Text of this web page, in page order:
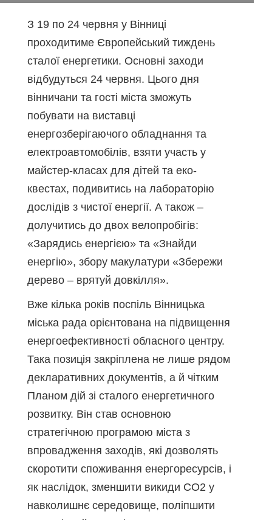
З 19 по 24 червня у Вінниці
проходитиме Європейський тиждень
сталої енергетики. Основні заходи
відбудуться 24 червня. Цього дня
вінничани та гості міста зможуть
побувати на виставці
енергозберігаючого обладнання та
електроавтомобілів, взяти участь у
майстер-класах для дітей та еко-
квестах, подивитись на лабораторію
дослідів з чистої енергії. А також –
долучитись до двох велопробігів:
«Зарядись енергією» та «Знайди
енергію», збору макулатури «Збережи
дерево – врятуй довкілля».
Вже кілька років поспіль Вінницька
міська рада орієнтована на підвищення
енергоефективності обласного центру.
Така позиція закріплена не лише рядом
декларативних документів, а й чітким
Планом дій зі сталого енергетичного
розвитку. Він став основною
стратегічною програмою міста з
впровадження заходів, які дозволять
скоротити споживання енергоресурсів, і
як наслідок, зменшити викиди CO2 у
навколишнє середовище, поліпшити